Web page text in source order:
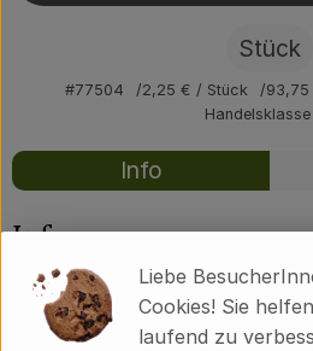
Über uns
Stück
#77504 2,25 € / Stück 93,75
Handelsklasse
Rezepte
Info
Info
100% Bienenwachs
Liebe
Cookies! Sie
laufend zu